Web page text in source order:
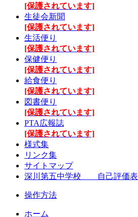
[保護されています]
生徒会新聞
[保護されています]
生活便り
[保護されています]
保健便り
[保護されています]
給食便り
[保護されています]
図書便り
[保護されています]
PTA広報誌
[保護されています]
様式集
リンク集
サイトマップ
深川第五中学校 自己評価表
操作方法
ホーム